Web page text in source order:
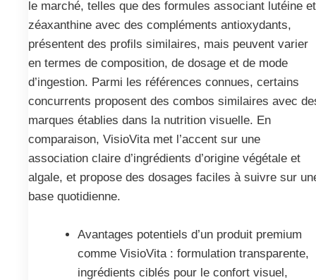
le marché, telles que des formules associant lutéine et
zéaxanthine avec des compléments antioxydants,
présentent des profils similaires, mais peuvent varier
en termes de composition, de dosage et de mode
d’ingestion. Parmi les références connues, certains
concurrents proposent des combos similaires avec
marques établies dans la nutrition visuelle. En
comparaison, VisioVita met l’accent sur une
association claire d’ingrédients d’origine végétale et
algale, et propose des dosages faciles à suivre sur
base quotidienne.
Avantages potentiels d’un produit premium
comme VisioVita : formulation transparente,
ingrédients ciblés pour le confort visuel,